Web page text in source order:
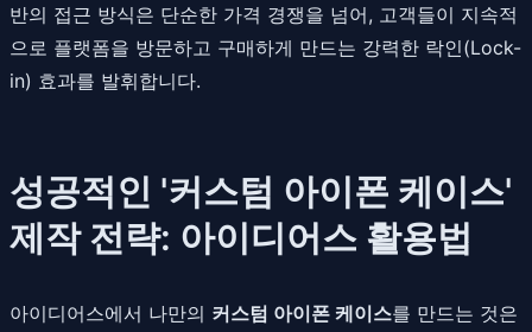
반의 접근 방식은 단순한 가격 경쟁을 넘어, 고객들이 지속적
으로 플랫폼을 방문하고 구매하게 만드는 강력한 락인(Lock-
in) 효과를 발휘합니다.
성공적인 '커스텀 아이폰 케이스'
제작 전략: 아이디어스 활용법
아이디어스에서 나만의 커스텀 아이폰 케이스를 만드는 것은